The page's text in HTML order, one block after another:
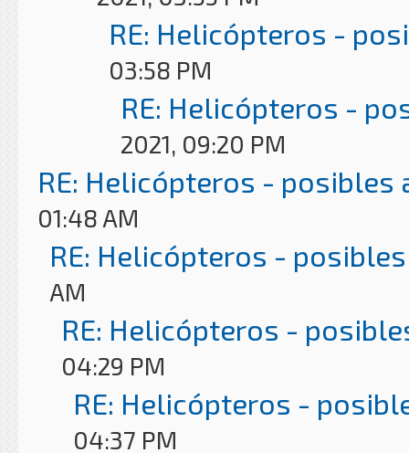
RE: Helicópteros -
03:58 PM
RE: Helicópteros -
2021, 09:20 PM
RE: Helicópteros - posibles
01:48 AM
RE: Helicópteros -
AM
RE: Helicópteros -
04:29 PM
RE: Helicópteros -
04:37 PM